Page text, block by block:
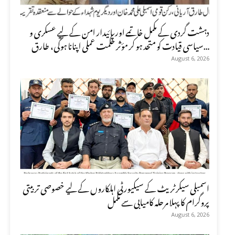
دہشت گردی کے مکمل خاتمے اور پائیدار امن کے لیے عسکری و
سیاسی قیادت کو متحد ہو کر مؤثر حکمت عملی اپنانا ہوگی، طارق...
August 6, 2026
اسمبلی سیکرٹریٹ کے سیکیورٹی اہلکاروں کے لیے خصوصی تربیتی
پروگرام کا پہلا مرحلہ کامیابی سے مکمل
August 6, 2026